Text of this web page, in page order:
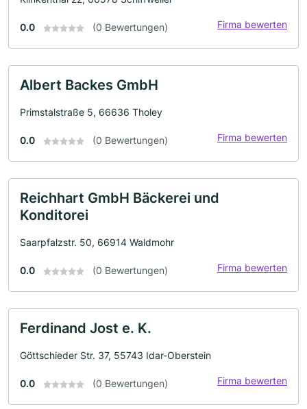
0.0 (0 Bewertungen) Firma bewerten
Albert Backes GmbH
Primstalstraße 5, 66636 Tholey
0.0 (0 Bewertungen) Firma bewerten
Reichhart GmbH Bäckerei und
Konditorei
Saarpfalzstr. 50, 66914 Waldmohr
0.0 (0 Bewertungen) Firma bewerten
Ferdinand Jost e. K.
Göttschieder Str. 37, 55743 Idar-Oberstein
0.0 (0 Bewertungen) Firma bewerten